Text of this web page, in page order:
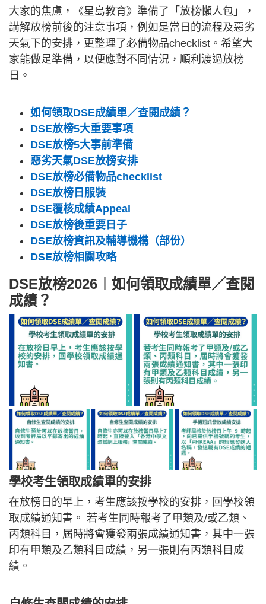
大家的焦慮，《星島教育》準備了「放榜懶人包」，
講解放榜前後的注意事項，例如是當日的流程及惡劣
天氣下的安排，更整理了必備物品checklist。希望大
家能做足準備，以便應對不同情況，順利渡過放榜
日。
如何領取DSE成績單／查閱成績？
DSE放榜5大重要事項
DSE放榜5大事前準備
惡劣天氣DSE放榜安排
DSE放榜必備物品checklist
DSE放榜日服裝
DSE覆核成績Appeal
DSE放榜後重要日子
DSE放榜資訊及輔導機構（部份）
DSE放榜相關攻略
DSE放榜2026︱如何領取成績單／查閱
成績？
學校考生領取成績單的安排
在放榜日的早上，考生應該按學校的安排，回學校領
取成績通知書。 若考生同時報考了甲類及/或乙類、
丙類科目，屆時將會獲發兩張成績通知書，其中一張
印有甲類及乙類科目成績，另一張則有丙類科目成
績。